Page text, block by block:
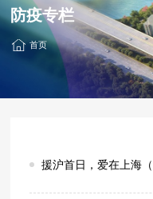
防疫专栏
首页
援沪首日，爱在上海（“鄂”